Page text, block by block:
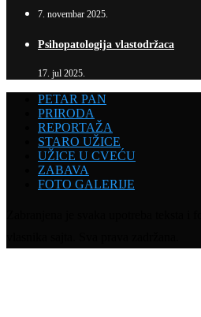
7. novembar 2025.
Psihopatologija vlastodržaca
17. jul 2025.
PETAR PAN
PRIRODA
REPORTAŽA
STARO UŽICE
UŽICE U CVEĆU
ZABAVA
FOTO GALERIJE